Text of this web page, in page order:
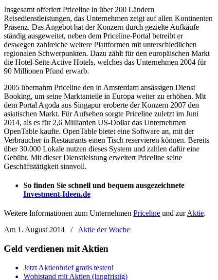
Insgesamt offeriert Priceline in über 200 Ländern
Reisedienstleistungen, das Unternehmen zeigt auf allen Kontinenten
Präsenz. Das Angebot hat der Konzern durch gezielte Aufkäufe
ständig ausgeweitet, neben dem Priceline-Portal betreibt er
deswegen zahlreiche weitere Plattformen mit unterschiedlichen
regionalen Schwerpunkten. Dazu zählt für den europäischen Markt
die Hotel-Seite Active Hotels, welches das Unternehmen 2004 für
90 Millionen Pfund erwarb.
2005 übernahm Priceline den in Amsterdam ansässigen Dienst
Booking, um seine Marktanteile in Europa weiter zu erhöhen. Mit
dem Portal Agoda aus Singapur eroberte der Konzern 2007 den
asiatischen Markt. Für Aufsehen sorgte Priceline zuletzt im Juni
2014, als es für 2,6 Milliarden US-Dollar das Unternehmen
OpenTable kaufte. OpenTable bietet eine Software an, mit der
Verbraucher in Restaurants einen Tisch reservieren können. Bereits
über 30.000 Lokale nutzen dieses System und zahlen dafür eine
Gebühr. Mit dieser Dienstleistung erweitert Priceline seine
Geschäftstätigkeit sinnvoll.
So finden Sie schnell und bequem ausgezeichnete
Investment-Ideen.de
Weitere Informationen zum Unternehmen Priceline und zurAktie.
Am 1. August 2014
/ Aktie der Woche
Geld verdienen mit Aktien
Jetzt Aktienbrief gratis testen!
Wohlstand mit Aktien (langfristig)